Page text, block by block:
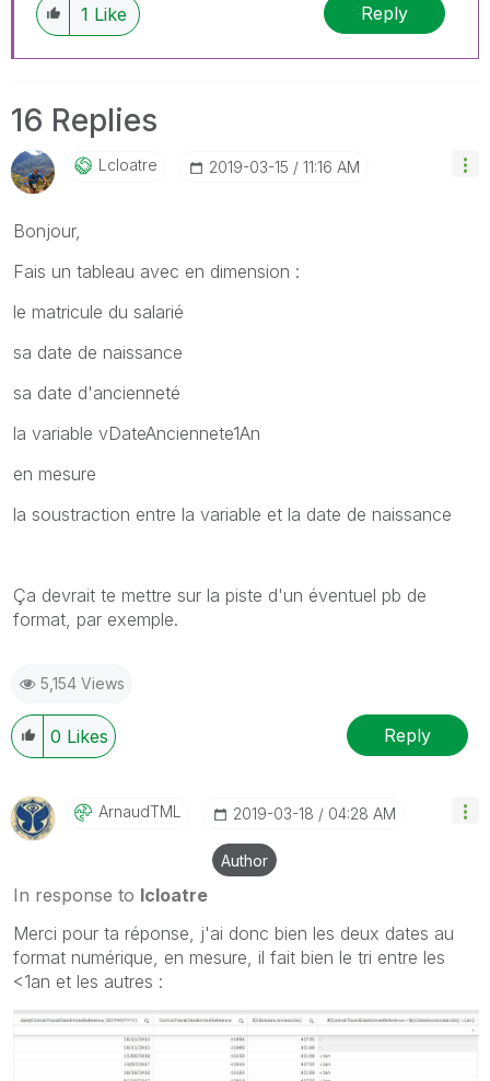
1 Like Reply
16 Replies
Lcloatre ‎2019-03-15 11:16 AM
Bonjour,
Fais un tableau avec en dimension :
le matricule du salarié
sa date de naissance
sa date d'ancienneté
la variable vDateAnciennete1An
en mesure
la soustraction entre la variable et la date de naissance
Ça devrait te mettre sur la piste d'un éventuel pb de
format, par exemple.
5,154 Views
0 Likes Reply
ArnaudTML ‎2019-03-18 04:28 AM
Author
In response to lcloatre
Merci pour ta réponse, j'ai donc bien les deux dates au
format numérique, en mesure, il fait bien le tri entre les
<1an et les autres :